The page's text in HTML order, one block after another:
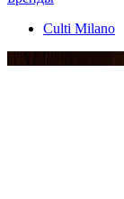
Culti Milano